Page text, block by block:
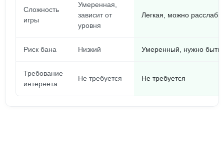
Сложность
игры
Умеренная,
зависит от
уровня
Легкая, можно
Риск бана Низкий Умеренный, нужно быть
Требование
интернета
Не требуется Не требуется